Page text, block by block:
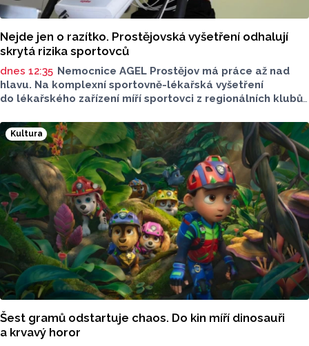
Nejde jen o razítko. Prostějovská vyšetření odhalují
skrytá rizika sportovců
dnes 12:35 Nemocnice AGEL Prostějov má práce až nad
hlavu. Na komplexní sportovně-lékařská vyšetření
do lékařského zařízení míří sportovci z regionálních klubů,
o tom tisková mluvčí nemocnice Radka Miloševská.
V Prostějově vyšetřují i sportovce z Moravskoslezského,
Zlínského nebo Jihomoravského kraje.
Kultura
Šest gramů odstartuje chaos. Do kin míří dinosauři
a krvavý horor